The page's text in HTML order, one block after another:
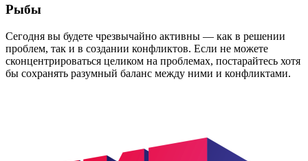
Рыбы
Сегодня вы будете чрезвычайно активны — как в решении
проблем, так и в создании конфликтов. Если не можете
сконцентрироваться целиком на проблемах, постарайтесь хотя
бы сохранять разумный баланс между ними и конфликтами.